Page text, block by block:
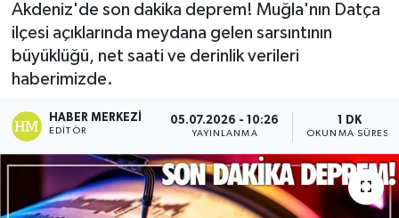
Akdeniz'de son dakika deprem! Muğla'nın Datça
ilçesi açıklarında meydana gelen sarsıntının
büyüklüğü, net saati ve derinlik verileri
haberimizde.
HABER MERKEZI
EDITÖR
05.07.2026 - 10:26
YAYINLANMA
1 DK
OKUNMA SÜRESI
BİYOGRAFİLER
Burhaniye
ÇEVRE
DÜNYA
Süper Lig Puan Durumu ve Fikstür
Tüm Manşetler
Son Dakika Haberleri
Haber Arşivi